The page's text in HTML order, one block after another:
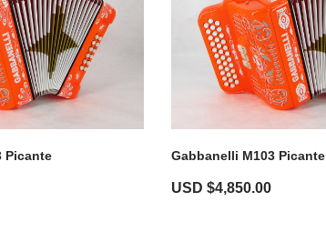
Picante Gabbanelli M103 Picante
USD $4,850.00